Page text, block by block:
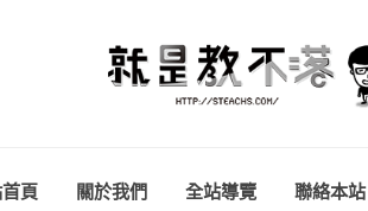
頁 關於我們 全站導覽 聯絡本站